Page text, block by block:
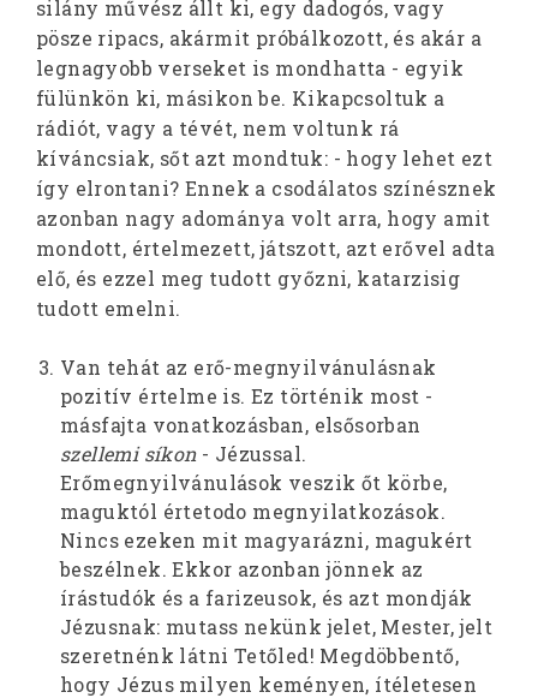
silány művész állt ki, egy dadogós, vagy
pösze ripacs, akármit próbálkozott, és akár a
legnagyobb verseket is mondhatta - egyik
fülünkön ki, másikon be. Kikapcsoltuk a
rádiót, vagy a tévét, nem voltunk rá
kíváncsiak, sőt azt mondtuk: - hogy lehet ezt
így elrontani? Ennek a csodálatos színésznek
azonban nagy adománya volt arra, hogy amit
mondott, értelmezett, játszott, azt erővel adta
elő, és ezzel meg tudott győzni, katarzisig
tudott emelni.
Van tehát az erő-megnyilvánulásnak
pozitív értelme is. Ez történik most -
másfajta vonatkozásban, elsősorban
szellemi síkon - Jézussal.
Erőmegnyilvánulások veszik őt körbe,
maguktól értetodo megnyilatkozások.
Nincs ezeken mit magyarázni, magukért
beszélnek. Ekkor azonban jönnek az
írástudók és a farizeusok, és azt mondják
Jézusnak: mutass nekünk jelet, Mester, jelt
szeretnénk látni Tetőled! Megdöbbentő,
hogy Jézus milyen keményen, ítéletesen